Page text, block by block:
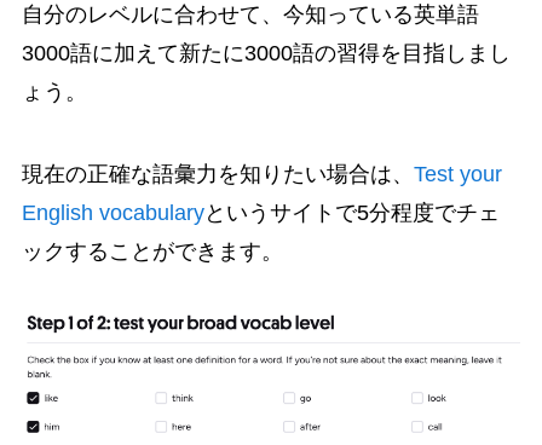
自分のレベルに合わせて、今知っている英単語
3000語に加えて新たに3000語の習得を目指しまし
ょう。
現在の正確な語彙力を知りたい場合は、 Test your
English vocabularyというサイトで5分程度でチェ
ックすることができます。